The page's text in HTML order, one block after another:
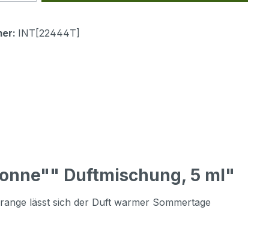
INT[22444T]
Duftmischung, 5 ml"
lässt sich der Duft warmer Sommertage